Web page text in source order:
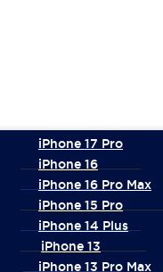
iPhone 17 Pro
iPhone 16
iPhone 16 Pro Max
iPhone 15 Pro
iPhone 14 Plus
iPhone 13
iPhone 13 Pro Max